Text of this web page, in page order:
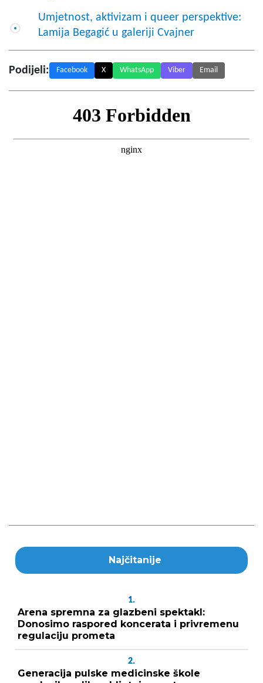
Umjetnost, aktivizam i queer perspektive:
Lamija Begagić u galeriji Cvajner
Podijeli: Facebook X WhatsApp Viber Email
Najčitanije
1.
Arena spremna za glazbeni spektakl:
Donosimo raspored koncerata i privremenu
regulaciju prometa
2.
Generacija pulske medicinske škole